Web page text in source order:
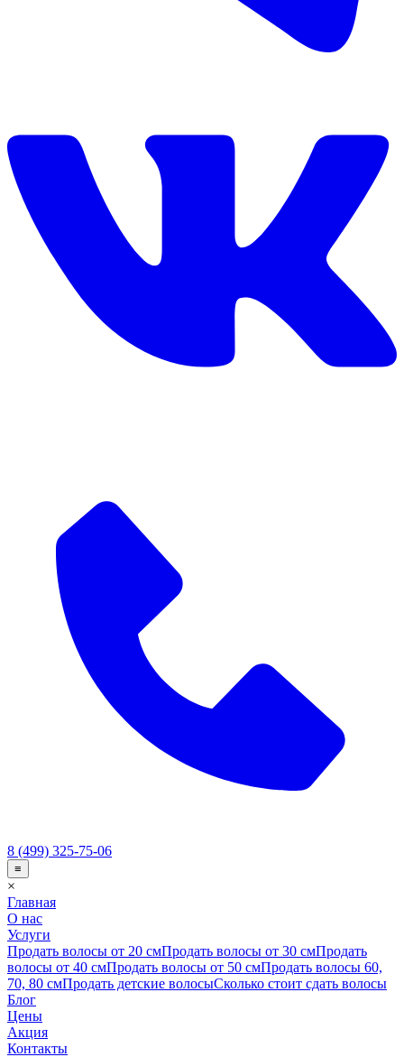
8 (499) 325-75-06
≡
×
Главная
О нас
Услуги
Продать волосы от 20 смПродать волосы от 30 смПродать
волосы от 40 смПродать волосы от 50 смПродать волосы 60,
70, 80 смПродать детские волосыСколько стоит сдать волосы
Блог
Цены
Акция
Контакты